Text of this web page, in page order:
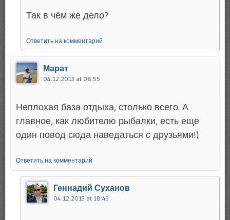
Так в чём же дело?
Ответить на комментарий
Марат
04.12.2013 at 08:55
Неплохая база отдыха, столько всего. А
главное, как любителю рыбалки, есть еще
один повод сюда наведаться с друзьями!)
Ответить на комментарий
Геннадий Суханов
04.12.2013 at 18:43